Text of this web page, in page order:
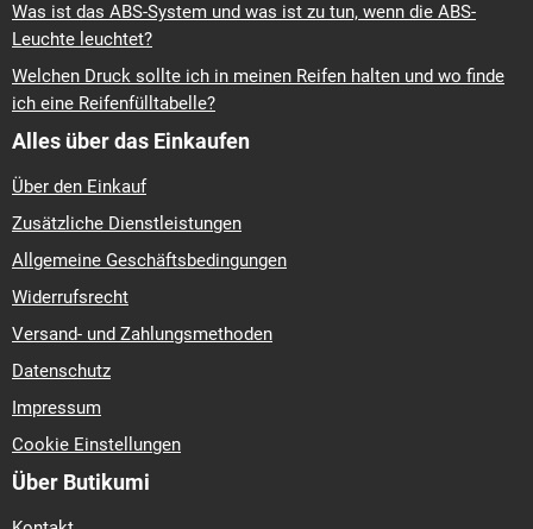
Was ist das ABS-System und was ist zu tun, wenn die ABS-
Leuchte leuchtet?
Welchen Druck sollte ich in meinen Reifen halten und wo finde
ich eine Reifenfülltabelle?
Alles über das Einkaufen
Über den Einkauf
Zusätzliche Dienstleistungen
Allgemeine Geschäftsbedingungen
Widerrufsrecht
Versand- und Zahlungsmethoden
Datenschutz
Impressum
Cookie Einstellungen
Über Butikumi